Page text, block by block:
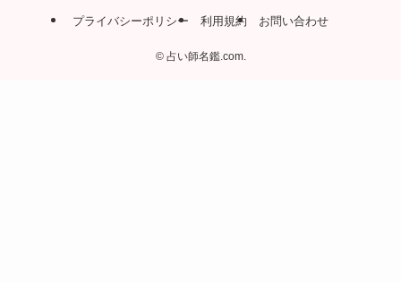
プライバシーポリシー 利用規約 お問い合わせ
©占い師名鑑.com.